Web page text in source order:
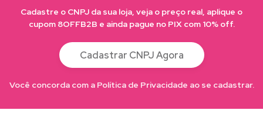
Cadastre o CNPJ da sua loja, veja o preço real, aplique o
cupom 8OFFB2B e ainda pague no PIX com 10% off.
Cadastrar CNPJ Agora
Você concorda com a Política de Privacidade ao se cadastrar.